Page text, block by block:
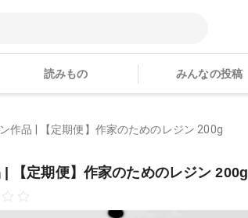
読みもの みんなの投稿
ン作品 | 【定期便】作家のためのレジン 200g
| 【定期便】作家のためのレジン 200g